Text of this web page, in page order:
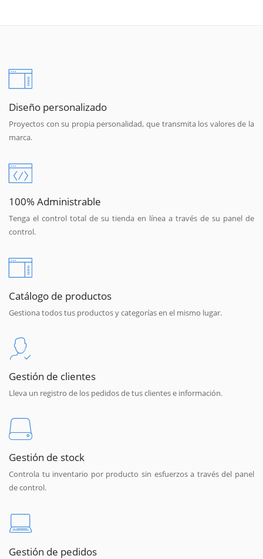
Diseño personalizado
Proyectos con su propia personalidad, que transmita los valores de la
marca.
100% Administrable
Tenga el control total de su tienda en línea a través de su panel de
control.
Catálogo de productos
Gestiona todos tus productos y categorías en el mismo lugar.
Gestión de clientes
Lleva un registro de los pedidos de tus clientes e información.
Gestión de stock
Controla tu inventario por producto sin esfuerzos a través del panel
de control.
Gestión de pedidos